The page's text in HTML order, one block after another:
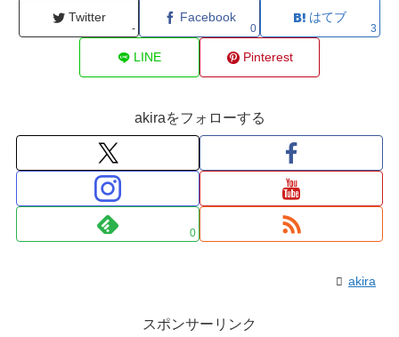
Twitter
-
Facebook
0
はてブ
3
LINE Pinterest
akiraをフォローする
0
akira
スポンサーリンク